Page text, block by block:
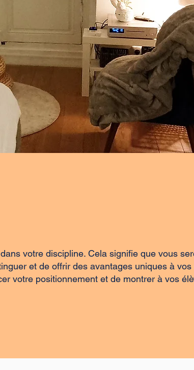
votre discipline. Cela signifie que vous
et de offrir des avantages uniques à vos
votre positionnement et de montrer à vos